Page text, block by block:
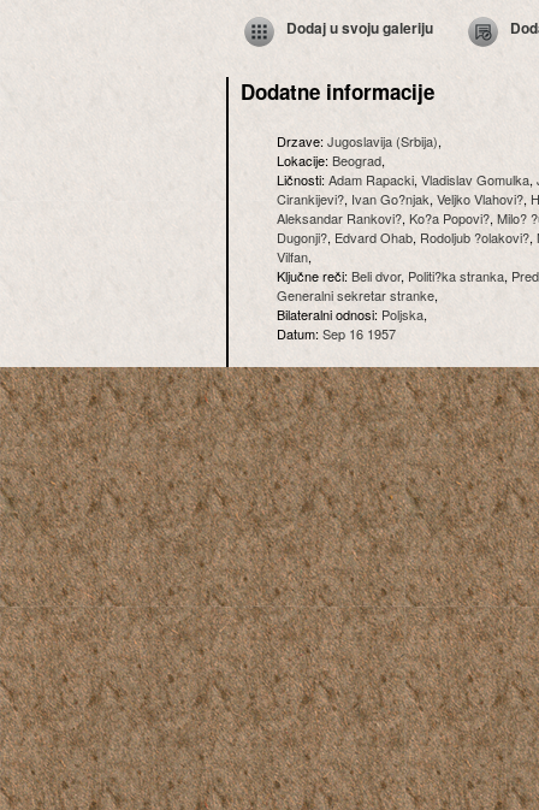
Dodaj u svoju galeriju
Dodatne informacije
Drzave:Jugoslavija (Srbija),
Lokacije:Beograd,
Ličnosti:Adam Rapacki, Vladislav Gomulka,
Cirankijevi?, Ivan Go?njak, Veljko Vlahovi?,
Aleksandar Rankovi?, Ko?a Popovi?, Milo?
Dugonji?, Edvard Ohab, Rodoljub ?olakovi?,
Vilfan,
Ključne reči:Beli dvor, Politi?ka stranka,
Generalni sekretar stranke,
Bilateralni odnosi: Poljska,
Datum:Sep 16 1957